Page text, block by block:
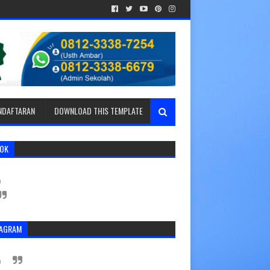
DOWNLOAD THIS TEMPLATE